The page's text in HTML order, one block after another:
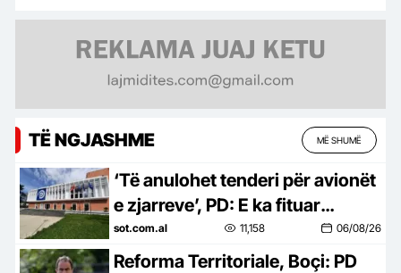
TË NGJASHME MË SHUMË
‘Të anulohet tenderi për avionët
e zjarreve’, PD: E ka fituar
kompania e përfshirë në
skandale korrupsioni në Spanjë
sot.com.al 11,158 06/08/26
Reforma Territoriale, Boçi: PD